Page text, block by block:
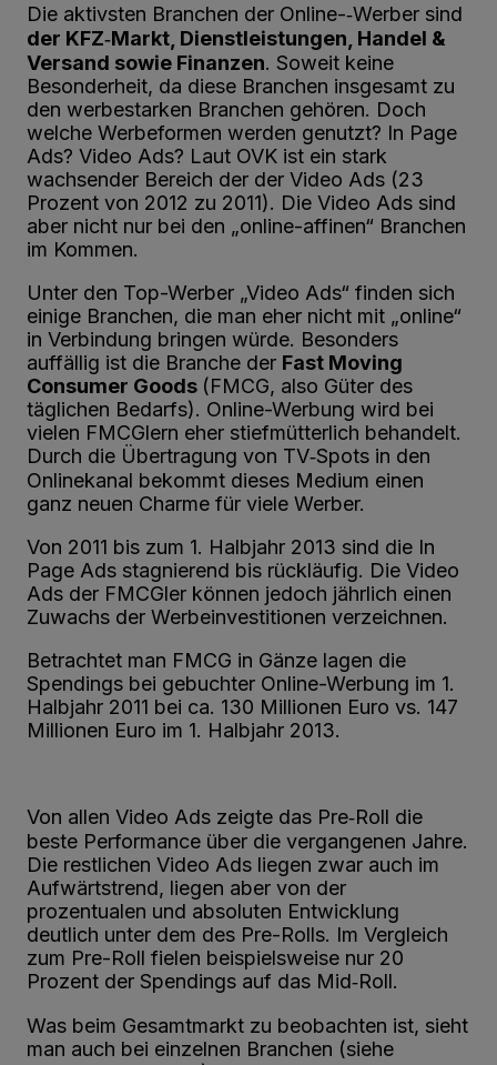
Die aktivsten Branchen der Online-­‐Werber sind
der KFZ­‐Markt, Dienstleistungen, Handel &
Versand sowie Finanzen. Soweit keine
Besonderheit, da diese Branchen insgesamt zu
den werbestarken Branchen gehören. Doch
welche Werbeformen werden genutzt? In Page
Ads? Video Ads? Laut OVK ist ein stark
wachsender Bereich der der Video Ads (23
Prozent von 2012 zu 2011). Die Video Ads sind
aber nicht nur bei den „online-­affinen“ Branchen
im Kommen.
Unter den Top-­Werber „Video Ads“ finden sich
einige Branchen, die man eher nicht mit „online“
in Verbindung bringen würde. Besonders
auffällig ist die Branche der Fast Moving
Consumer Goods (FMCG, also Güter des
täglichen Bedarfs). Online-­Werbung wird bei
vielen FMCGlern eher stiefmütterlich behandelt.
Durch die Übertragung von TV‐Spots in den
Onlinekanal bekommt dieses Medium einen
ganz neuen Charme für viele Werber.
Von 2011 bis zum 1. Halbjahr 2013 sind die In
Page Ads stagnierend bis rückläufig. Die Video
Ads der FMCGler können jedoch jährlich einen
Zuwachs der Werbeinvestitionen verzeichnen.
Betrachtet man FMCG in Gänze lagen die
Spendings bei gebuchter Online-­Werbung im 1.
Halbjahr 2011 bei ca. 130 Millionen Euro vs. 147
Millionen Euro im 1. Halbjahr 2013.
Von allen Video Ads zeigte das Pre‐Roll die
beste Performance über die vergangenen Jahre.
Die restlichen Video Ads liegen zwar auch im
Aufwärtstrend, liegen aber von der
prozentualen und absoluten Entwicklung
deutlich unter dem des Pre-­Rolls. Im Vergleich
zum Pre-­Roll fielen beispielsweise nur 20
Prozent der Spendings auf das Mid‐Roll.
Was beim Gesamtmarkt zu beobachten ist, sieht
man auch bei einzelnen Branchen (siehe